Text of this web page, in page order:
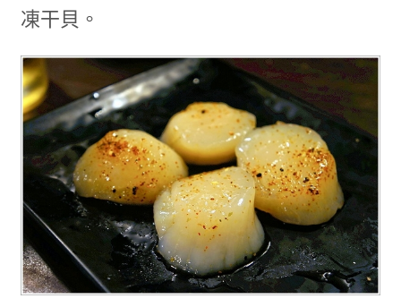
凍干貝。